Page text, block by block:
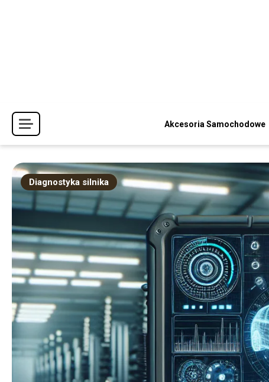
Akcesoria Samochodowe
Diagnostyka silnika